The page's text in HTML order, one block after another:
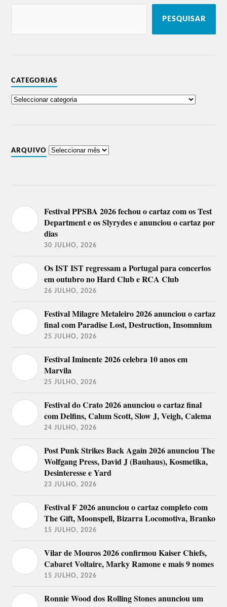
PESQUISAR
CATEGORIAS
ARQUIVO
Festival PPSBA 2026 fechou o cartaz com os Test
Department e os Slyrydes e anunciou o cartaz por
dias
30 JULHO, 2026
Os IST IST regressam a Portugal para concertos
em outubro no Hard Club e RCA Club
26 JULHO, 2026
Festival Milagre Metaleiro 2026 anunciou o cartaz
final com Paradise Lost, Destruction, Insomnium
25 JULHO, 2026
Festival Iminente 2026 celebra 10 anos em
Marvila
25 JULHO, 2026
Festival do Crato 2026 anunciou o cartaz final
com Delfins, Calum Scott, Slow J, Veigh, Calema
24 JULHO, 2026
Post Punk Strikes Back Again 2026 anunciou The
Wolfgang Press, David J (Bauhaus), Kosmetika,
Desinteresse e Yard
23 JULHO, 2026
Festival F 2026 anunciou o cartaz completo com
The Gift, Moonspell, Bizarra Locomotiva, Branko
15 JULHO, 2026
Vilar de Mouros 2026 confirmou Kaiser Chiefs,
Cabaret Voltaire, Marky Ramone e mais 9 nomes
15 JULHO, 2026
Ronnie Wood dos Rolling Stones anunciou um